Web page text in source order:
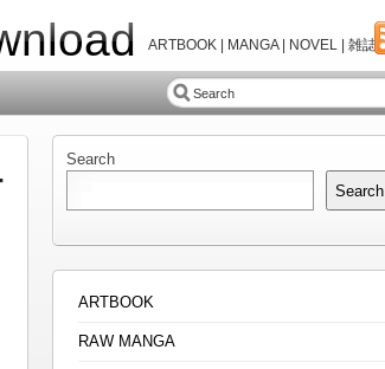
ARTBOOK | MANGA | NOVEL | 雑誌
Search
Search
ARTBOOK
RAW MANGA